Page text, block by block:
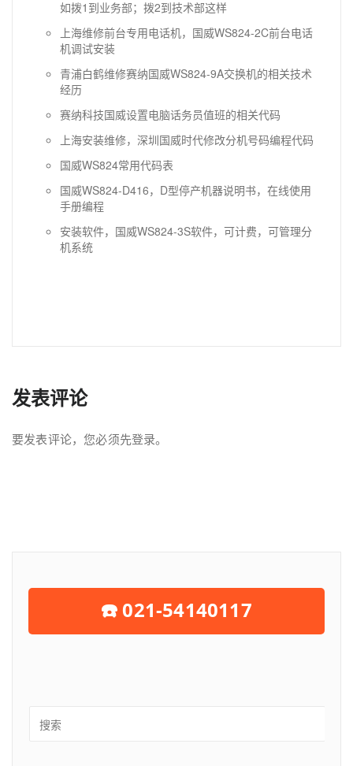
如拨1到业务部；拨2到技术部这样
上海维修前台专用电话机，国威WS824-2C前台电话
机调试安装
青浦白鹤维修赛纳国威WS824-9A交换机的相关技术
经历
赛纳科技国威设置电脑话务员值班的相关代码
上海安装维修，深圳国威时代修改分机号码编程代码
国威WS824常用代码表
国威WS824-D416，D型停产机器说明书，在线使用
手册编程
安装软件，国威WS824-3S软件，可计费，可管理分
机系统
发表评论
要发表评论，您必须先登录。
☎️ 021-54140117